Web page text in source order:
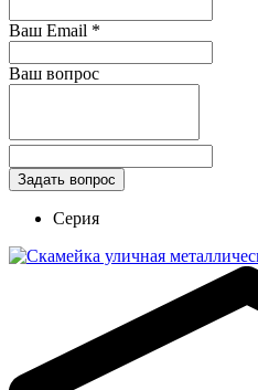
Ваш Email *
Ваш вопрос
Серия